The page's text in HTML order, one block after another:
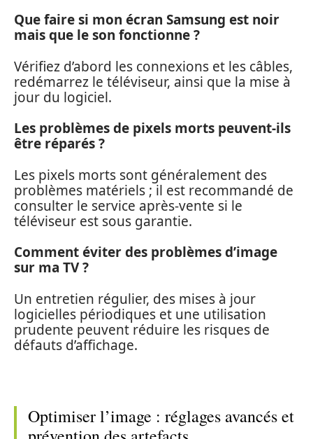
Que faire si mon écran Samsung est noir
mais que le son fonctionne ?
Vérifiez d’abord les connexions et les câbles,
redémarrez le téléviseur, ainsi que la mise à
jour du logiciel.
Les problèmes de pixels morts peuvent-ils
être réparés ?
Les pixels morts sont généralement des
problèmes matériels ; il est recommandé de
consulter le service après-vente si le
téléviseur est sous garantie.
Comment éviter des problèmes d’image
sur ma TV ?
Un entretien régulier, des mises à jour
logicielles périodiques et une utilisation
prudente peuvent réduire les risques de
défauts d’affichage.
Optimiser l’image : réglages avancés et